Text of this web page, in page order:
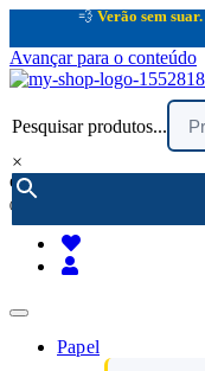
💨 Verão sem suar.
Avançar para o conteúdo
Pesquisar produtos...
×
encomendar por telefone :
(chamada rede fixa nacional)
Papel